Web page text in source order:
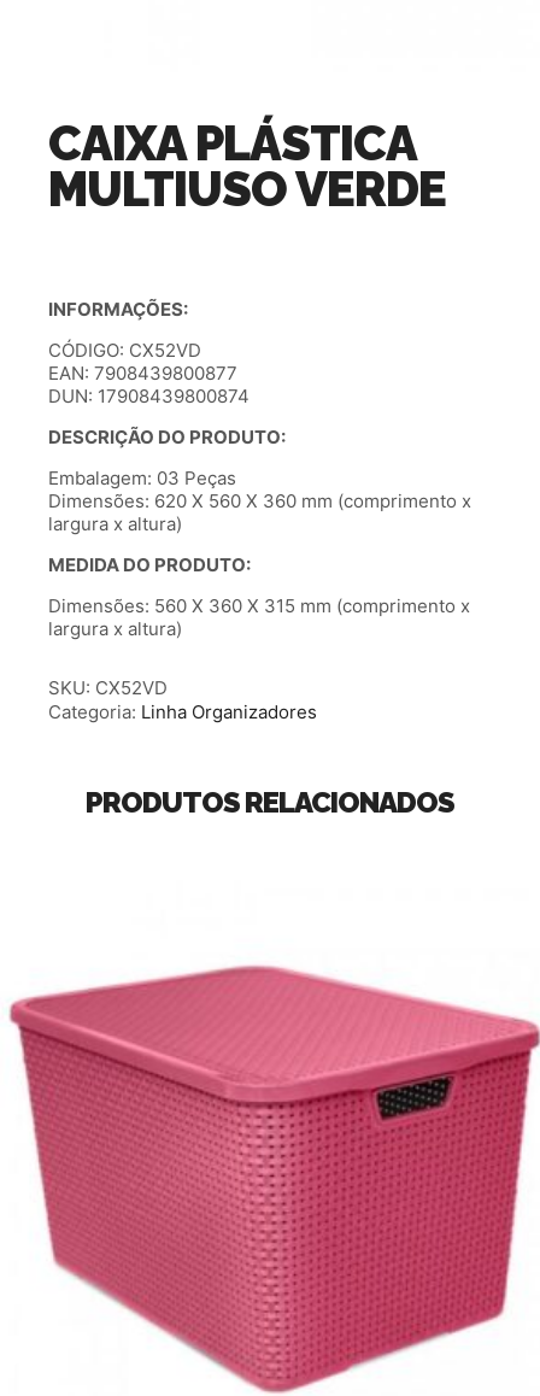
CAIXA PLÁSTICA
MULTIUSO VERDE
INFORMAÇÕES:
CÓDIGO: CX52VD
EAN: 7908439800877
DUN: 17908439800874
DESCRIÇÃO DO PRODUTO:
Embalagem: 03 Peças
Dimensões: 620 X 560 X 360 mm (comprimento x
largura x altura)
MEDIDA DO PRODUTO:
Dimensões: 560 X 360 X 315 mm (comprimento x
largura x altura)
SKU: CX52VD
Categoria: Linha Organizadores
PRODUTOS RELACIONADOS